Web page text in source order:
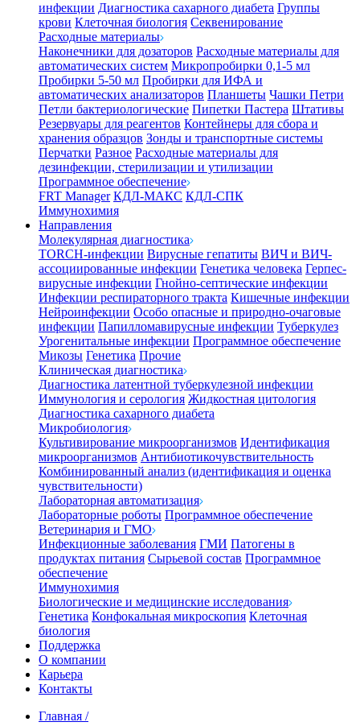
инфекции Диагностика сахарного диабета Группы
крови Клеточная биология Секвенирование
Расходные материалы
Наконечники для дозаторов Расходные материалы для
автоматических систем Микропробирки 0,1-5 мл
Пробирки 5-50 мл Пробирки для ИФА и
автоматических анализаторов Планшеты Чашки Петри
Петли бактериологические Пипетки Пастера Штативы
Резервуары для реагентов Контейнеры для сбора и
хранения образцов Зонды и транспортные системы
Перчатки Разное Расходные материалы для
дезинфекции, стерилизации и утилизации
Программное обеспечение
FRT Manager КДЛ-МАКС КДЛ-СПК
Иммунохимия
Направления
Молекулярная диагностика
TORCH-инфекции Вирусные гепатиты ВИЧ и ВИЧ-
ассоциированные инфекции Генетика человека Герпес-
вирусные инфекции Гнойно-септические инфекции
Инфекции респираторного тракта Кишечные инфекции
Нейроинфекции Особо опасные и природно-очаговые
инфекции Папилломавирусные инфекции Туберкулез
Урогенитальные инфекции Программное обеспечение
Микозы Генетика Прочие
Клиническая диагностика
Диагностика латентной туберкулезной инфекции
Иммунология и серология Жидкостная цитология
Диагностика сахарного диабета
Микробиология
Культивирование микроорганизмов Идентификация
микроорганизмов Антибиотикочувствительность
Комбинированный анализ (идентификация и оценка
чувствительности)
Лабораторная автоматизация
Лабораторные роботы Программное обеспечение
Ветеринария и ГМО
Инфекционные заболевания ГМИ Патогены в
продуктах питания Сырьевой состав Программное
обеспечение
Иммунохимия
Биологические и медицинские исследования
Генетика Конфокальная микроскопия Клеточная
биология
Поддержка
О компании
Карьера
Контакты
Главная /